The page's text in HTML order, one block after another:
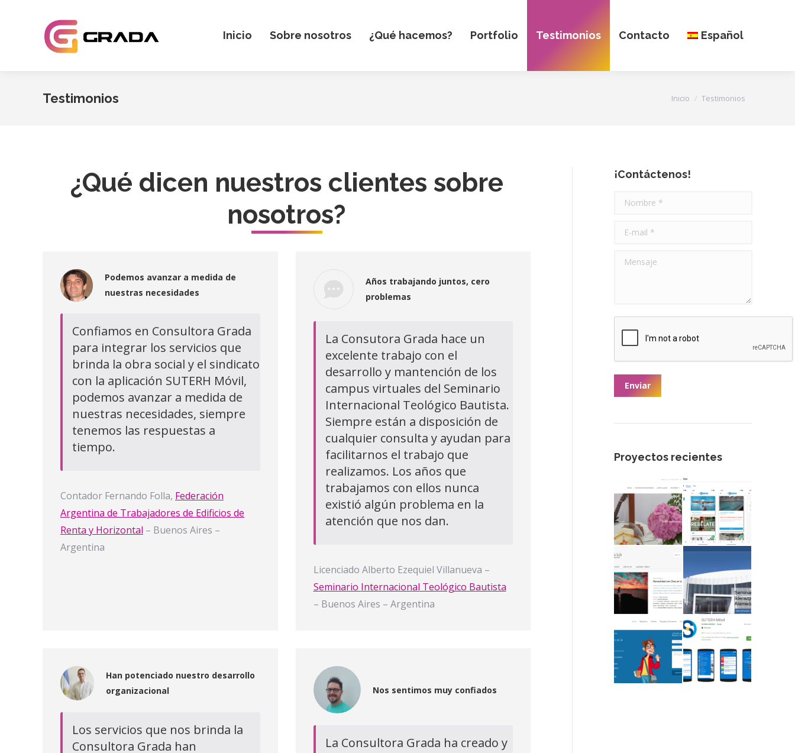
Inicio Sobre nosotros ¿Qué hacemos? Portfolio Testimonios Contacto Español
Testimonios Estás aquí:
Inicio Testimonios
¿Qué dicen nuestros clientes sobre
nosotros?
Podemos avanzar a medida de
nuestras necesidades
Confiamos en Consultora Grada
para integrar los servicios que
brinda la obra social y el sindicato
con la aplicación SUTERH Móvil,
podemos avanzar a medida de
nuestras necesidades, siempre
tenemos las respuestas a
tiempo.
Contador Fernando Folla, Federación
Argentina de Trabajadores de Edificios de
Renta y Horizontal – Buenos Aires –
Argentina
Años trabajando juntos, cero
problemas
La Consutora Grada hace un
excelente trabajo con el
desarrollo y mantención de los
campus virtuales del Seminario
Internacional Teológico Bautista.
Siempre están a disposición de
cualquier consulta y ayudan para
facilitarnos el trabajo que
realizamos. Los años que
trabajamos con ellos nunca
existió algún problema en la
atención que nos dan.
Licenciado Alberto Ezequiel Villanueva –
Seminario Internacional Teológico Bautista
– Buenos Aires – Argentina
Han potenciado nuestro desarrollo
organizacional
Los servicios que nos brinda la
Consultora Grada han
Nos sentimos muy confiados
La Consultora Grada ha creado y
¡Contáctenos!
Nombre *
E-mail *
Mensaje
Enviar
Proyectos recientes